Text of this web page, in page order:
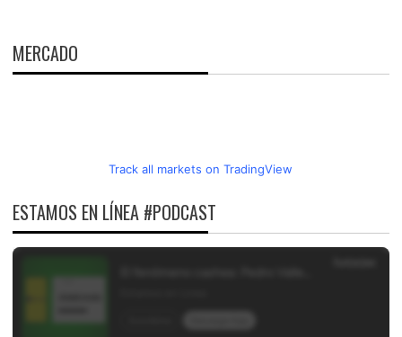
MERCADO
Track all markets on TradingView
ESTAMOS EN LÍNEA #PODCAST